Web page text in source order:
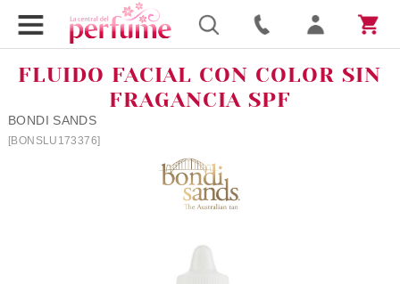
FLUIDO FACIAL CON COLOR SIN
FRAGANCIA SPF
BONDI SANDS
[BONSLU173376]